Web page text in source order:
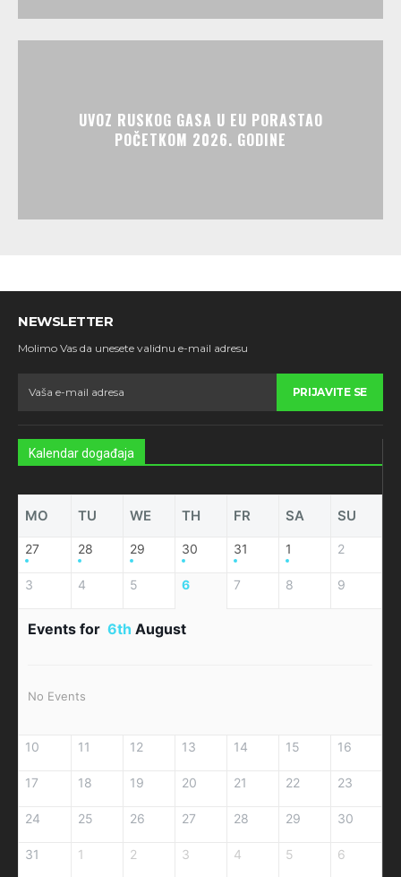
UVOZ RUSKOG GASA U EU PORASTAO
POČETKOM 2026. GODINE
NEWSLETTER
Molimo Vas da unesete validnu e-mail adresu
PRIJAVITE SE
Kalendar događaja
MO TU WE TH FR SA SU
27 28 29 30 31 1 2
3 4 5 6 7 8 9
Events for 6th August
No Events
10 11 12 13 14 15 16
17 18 19 20 21 22 23
24 25 26 27 28 29 30
31 1 2 3 4 5 6